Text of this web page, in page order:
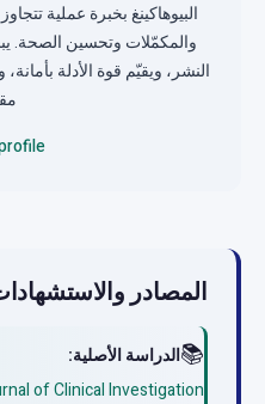
والمكمّلات وتحسين
النشر، ويقيّم قوة الأدلة
↗
المصادر
📚الدراسة الأصلية:
of Clinical Investigation